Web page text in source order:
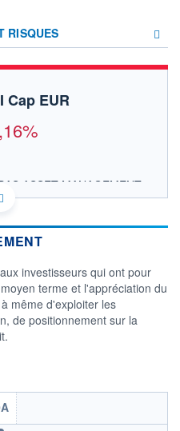
RISQUES
Cap EUR
ASSET MANAGEMENT
158
162
164
investisseurs qui ont pour
terme et l'appréciation du
même d'exploiter les
de positionnement sur la